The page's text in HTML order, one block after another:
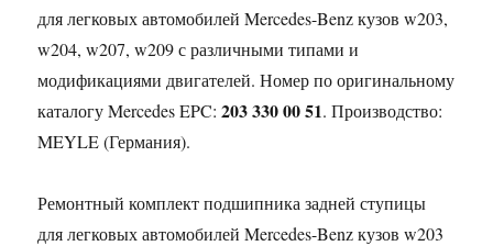
для легковых автомобилей Mercedes-Benz кузов w203,
w204, w207, w209 с различными типами и
модификациями двигателей. Номер по оригинальному
каталогу Mercedes EPC:203 330 00 51. Производство:
MEYLE (Германия).
Ремонтный комплект подшипника задней ступицы
для легковых автомобилей Mercedes-Benz кузов w203